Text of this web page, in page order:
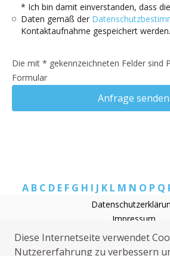
* Ich bin damit einverstanden, dass
Daten gemäß der
Kontaktaufnahme gespeichert werden.
Die mit * gekennzeichneten Felder sind
Formular
Anfrage senden
A B C D E F G H I J K L M N O P Q
Impressum
Rohrreinigung Alpen
Elektriker Alpen
Diese Internetseite verwendet
Nutzererfahrung zu verbessern